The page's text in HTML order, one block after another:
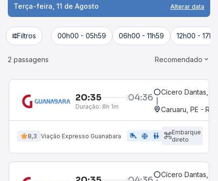
Terça-feira, 11 de Agosto Alterar data
Filtros 00h00 - 05h59 06h00 - 11h59 12h00 -
2 passagens Recomendado
20:35 04:36
Duração: 8h 1m
Cícero Dantas,
Caruaru, PE -
8,3 Viação Expresso Guanabara airline_seat_legroom_extra ac_unit WC
Embarque
direto
Cícero Dantas,